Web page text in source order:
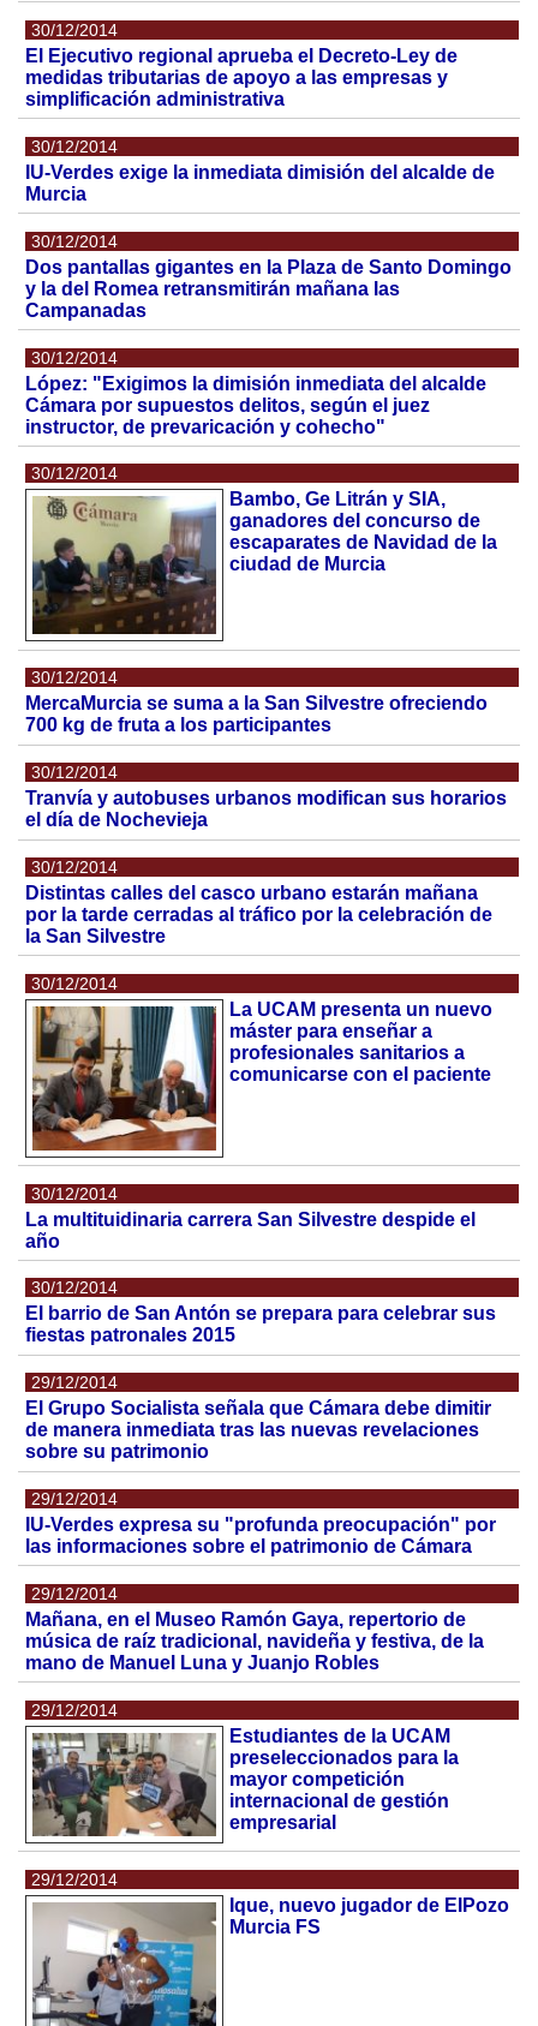
30/12/2014
El Ejecutivo regional aprueba el Decreto-Ley de
medidas tributarias de apoyo a las empresas y
simplificación administrativa
30/12/2014
IU-Verdes exige la inmediata dimisión del alcalde de
Murcia
30/12/2014
Dos pantallas gigantes en la Plaza de Santo Domingo
y la del Romea retransmitirán mañana las
Campanadas
30/12/2014
López: "Exigimos la dimisión inmediata del alcalde
Cámara por supuestos delitos, según el juez
instructor, de prevaricación y cohecho"
30/12/2014
Bambo, Ge Litrán y SIA,
ganadores del concurso de
escaparates de Navidad de la
ciudad de Murcia
30/12/2014
MercaMurcia se suma a la San Silvestre ofreciendo
700 kg de fruta a los participantes
30/12/2014
Tranvía y autobuses urbanos modifican sus horarios
el día de Nochevieja
30/12/2014
Distintas calles del casco urbano estarán mañana
por la tarde cerradas al tráfico por la celebración de
la San Silvestre
30/12/2014
La UCAM presenta un nuevo
máster para enseñar a
profesionales sanitarios a
comunicarse con el paciente
30/12/2014
La multituidinaria carrera San Silvestre despide el
año
30/12/2014
El barrio de San Antón se prepara para celebrar sus
fiestas patronales 2015
29/12/2014
El Grupo Socialista señala que Cámara debe dimitir
de manera inmediata tras las nuevas revelaciones
sobre su patrimonio
29/12/2014
IU-Verdes expresa su "profunda preocupación" por
las informaciones sobre el patrimonio de Cámara
29/12/2014
Mañana, en el Museo Ramón Gaya, repertorio de
música de raíz tradicional, navideña y festiva, de la
mano de Manuel Luna y Juanjo Robles
29/12/2014
Estudiantes de la UCAM
preseleccionados para la
mayor competición
internacional de gestión
empresarial
29/12/2014
Ique, nuevo jugador de ElPozo
Murcia FS